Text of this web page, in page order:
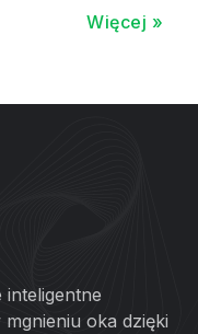
Więcej »
inteligentne
oka dzięki